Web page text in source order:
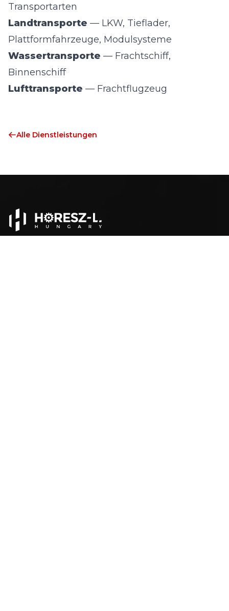
Transportarten
Landtransporte — LKW, Tieflader,
Plattformfahrzeuge, Modulsysteme
Wassertransporte — Frachtschiff,
Binnenschiff
Lufttransporte — Frachtflugzeug
Alle Dienstleistungen